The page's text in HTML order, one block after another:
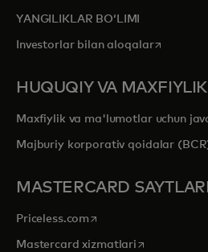
YANGILIKLAR BOʻLIMI
Investorlar bilan aloqalaropens in
HUQUQIY VA MAXFIYLIK
Maxfiylik va ma'lumotlar uchun
Majburiy korporativ qoidalar
MASTERCARD SAYTLARI
Priceless.com opens in a new tab
Mastercard xizmatlari opens in a